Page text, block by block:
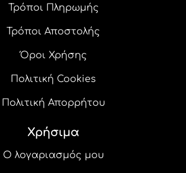
Τρόποι Πληρωμής
Τρόποι Αποστολής
Όροι Χρήσης
Πολιτική Cookies
Πολιτική Απορρήτου
Χρήσιμα
Ο λογαριασμός μου